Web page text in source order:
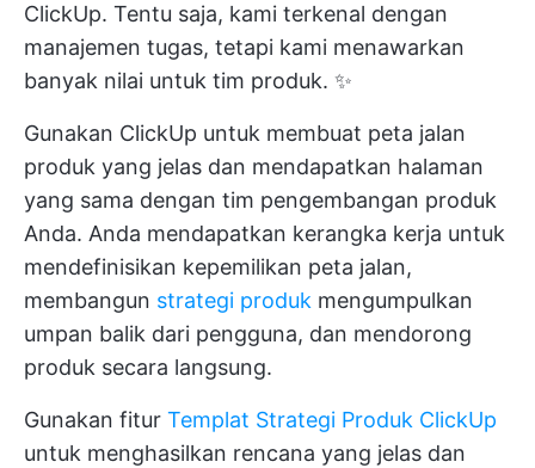
ClickUp. Tentu saja, kami terkenal dengan
manajemen tugas, tetapi kami menawarkan
banyak nilai untuk tim produk. ✨
Gunakan ClickUp untuk membuat peta jalan
produk yang jelas dan mendapatkan halaman
yang sama dengan tim pengembangan produk
Anda. Anda mendapatkan kerangka kerja untuk
mendefinisikan kepemilikan peta jalan,
membangun strategi produk mengumpulkan
umpan balik dari pengguna, dan mendorong
produk secara langsung.
Gunakan fitur Templat Strategi Produk ClickUp
untuk menghasilkan rencana yang jelas dan